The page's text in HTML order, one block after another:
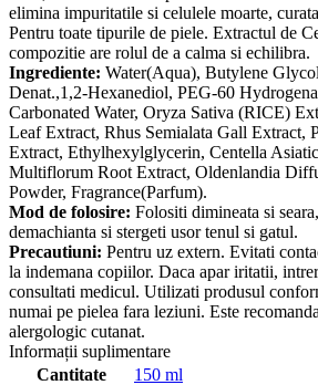
elimina impuritatile si celulele moarte,
Pentru toate tipurile de piele. Extractul de
compozitie are rolul de a calma si echilibra.
Ingrediente: Water(Aqua), Butylene
Denat.,1,2-Hexanediol, PEG-60
Carbonated Water, Oryza Sativa (RICE)
Leaf Extract, Rhus Semialata Gall Extract,
Extract, Ethylhexylglycerin, Centella
Multiflorum Root Extract, Oldenlandia
Powder, Fragrance(Parfum).
Mod de folosire: Folositi dimineata si
demachianta si stergeti usor tenul si gatul.
Precautiuni: Pentru uz extern. Evitati
la indemana copiilor. Daca apar iritatii,
consultati medicul. Utilizati produsul
numai pe pielea fara leziuni. Este
alergologic cutanat.
Informații suplimentare
Cantitate
150 ml